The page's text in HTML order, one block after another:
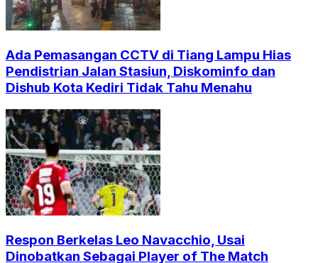
Ada Pemasangan CCTV di Tiang Lampu Hias
Pendistrian Jalan Stasiun, Diskominfo dan
Dishub Kota Kediri Tidak Tahu Menahu
Respon Berkelas Leo Navacchio, Usai
Dinobatkan Sebagai Player of The Match